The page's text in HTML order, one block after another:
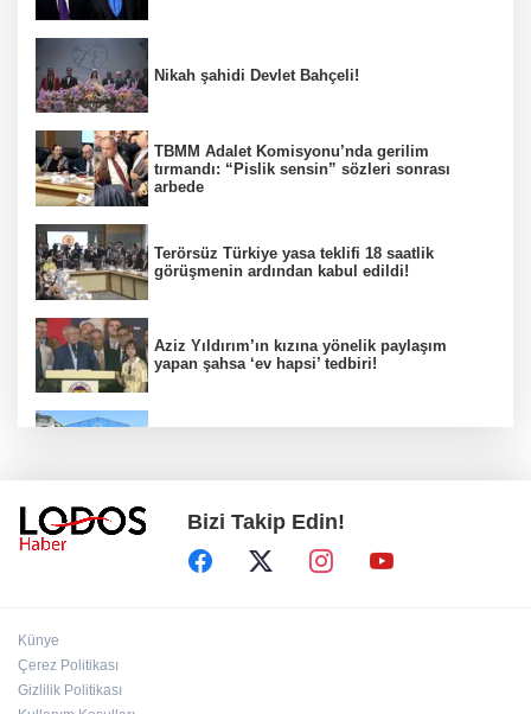
Nikah şahidi Devlet Bahçeli!
TBMM Adalet Komisyonu’nda gerilim
tırmandı: “Pislik sensin” sözleri sonrası
arbede
Terörsüz Türkiye yasa teklifi 18 saatlik
görüşmenin ardından kabul edildi!
Aziz Yıldırım’ın kızına yönelik paylaşım
yapan şahsa ‘ev hapsi’ tedbiri!
Başkan Burkay müjdeyi verdi: KOBİ’ler için
üretimde devrim başlıyor!
Bizi Takip Edin!
Künye
Çerez Politikası
Gizlilik Politikası